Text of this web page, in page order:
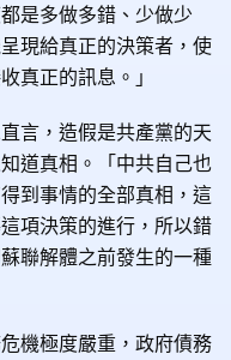
是多做多錯、少做少
現給真正的決策者，使
真正的訊息。」
言，造假是共產黨的天
道真相。「中共自己也
到事情的全部真相，這
項決策的進行，所以錯
聯解體之前發生的一種
機極度嚴重，政府債務